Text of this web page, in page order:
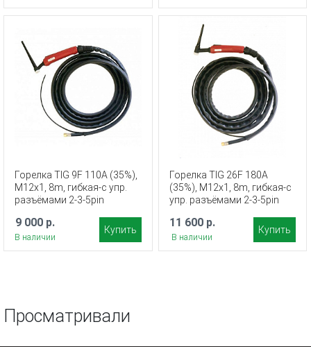
Горелка TIG 9F 110A (35%),
M12x1, 8m, гибкая-с упр.
разъёмами 2-3-5pin
9 000 р.
В наличии
Купить
Горелка TIG 26F 180A
(35%), M12x1, 8m, гибкая-с
упр. разъёмами 2-3-5pin
11 600 р.
В наличии
Купить
Просматривали